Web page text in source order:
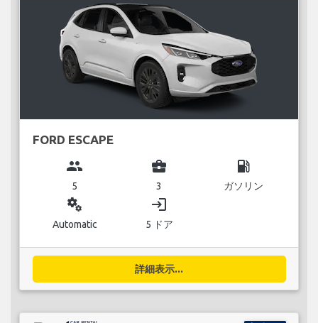
FORD ESCAPE
group
5
business_center
3
local_gas_station
ガソリン
miscellaneous_services
Automatic
login
5 ドア
詳細表示...